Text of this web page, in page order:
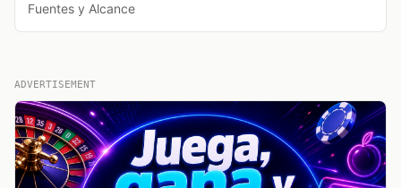
Fuentes y Alcance
ADVERTISEMENT